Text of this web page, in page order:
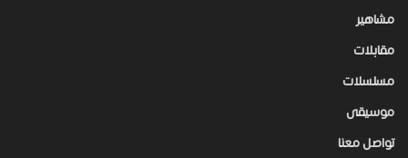
مشاهير
مقابلات
مسلسلات
موسيقى
تواصل معنا